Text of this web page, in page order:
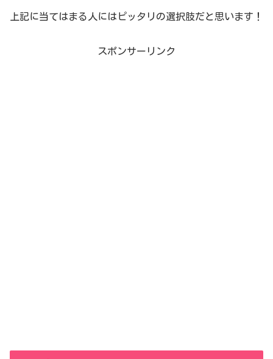
上記に当てはまる人にはピッタリの選択肢だと思います！
スポンサーリンク